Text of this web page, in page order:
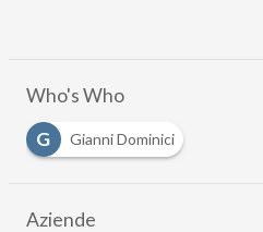
Who's Who
G
Gianni Dominici
Aziende